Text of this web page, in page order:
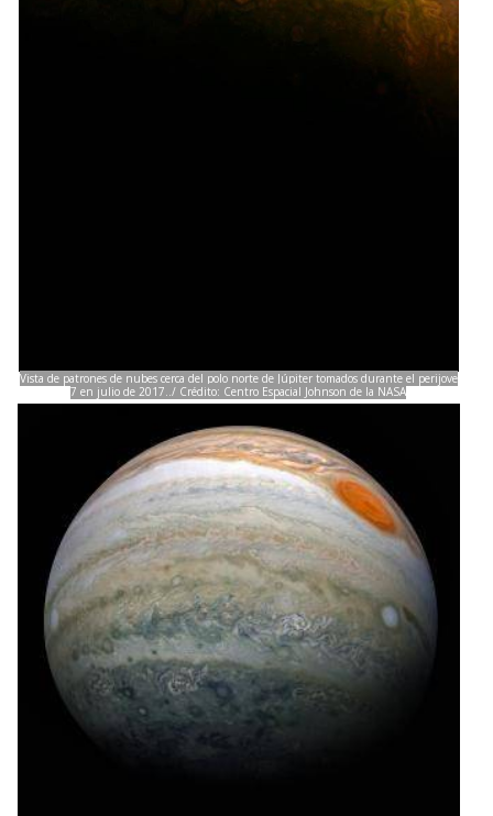
Vista de patrones de nubes cerca del polo norte de Júpiter tomados durante el perijove
7 en julio de 2017../ Crédito: Centro Espacial Johnson de la NASA